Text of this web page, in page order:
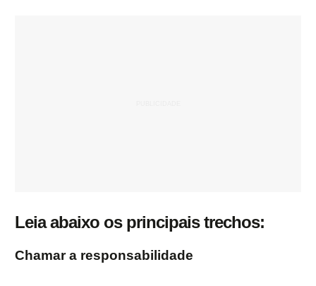
Leia abaixo os principais trechos:
Chamar a responsabilidade